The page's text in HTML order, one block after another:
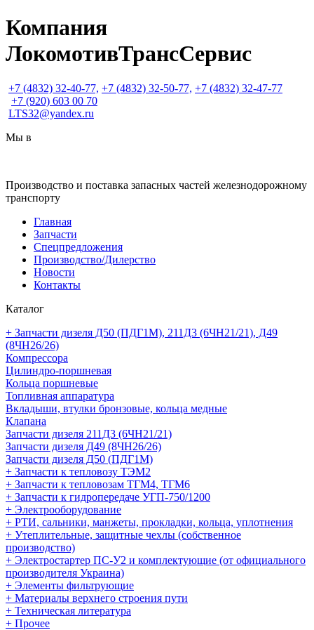
Компания
ЛокомотивТрансСервис
+7 (4832) 32-40-77, +7 (4832) 32-50-77, +7 (4832) 32-47-77
+7 (920) 603 00 70
LTS32@yandex.ru
Мы в
Производство и поставка запасных частей железнодорожному
транспорту
Главная
Запчасти
Спецпредложения
Производство/Дилерство
Новости
Контакты
Каталог
+ Запчасти дизеля Д50 (ПДГ1М), 211Д3 (6ЧН21/21), Д49
(8ЧН26/26)
Компрессора
Цилиндро-поршневая
Кольца поршневые
Топливная аппаратура
Вкладыши, втулки бронзовые, кольца медные
Клапана
Запчасти дизеля 211Д3 (6ЧН21/21)
Запчасти дизеля Д49 (8ЧН26/26)
Запчасти дизеля Д50 (ПДГ1М)
+ Запчасти к тепловозу ТЭМ2
+ Запчасти к тепловозам ТГМ4, ТГМ6
+ Запчасти к гидропередаче УГП-750/1200
+ Электрооборудование
+ РТИ, сальники, манжеты, прокладки, кольца, уплотнения
+ Утеплительные, защитные чехлы (собственное
производство)
+ Электростартер ПС-У2 и комплектующие (от официального
производителя Украина)
+ Элементы фильтрующие
+ Материалы верхнего строения пути
+ Техническая литература
+ Прочее